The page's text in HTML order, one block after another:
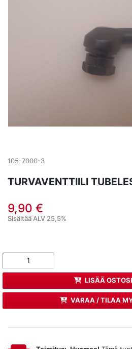
105-7000-3
TURVAVENTTIILI
9,90 €
Sisältää ALV 25,5%
LISÄÄ
VARAA / TILAA